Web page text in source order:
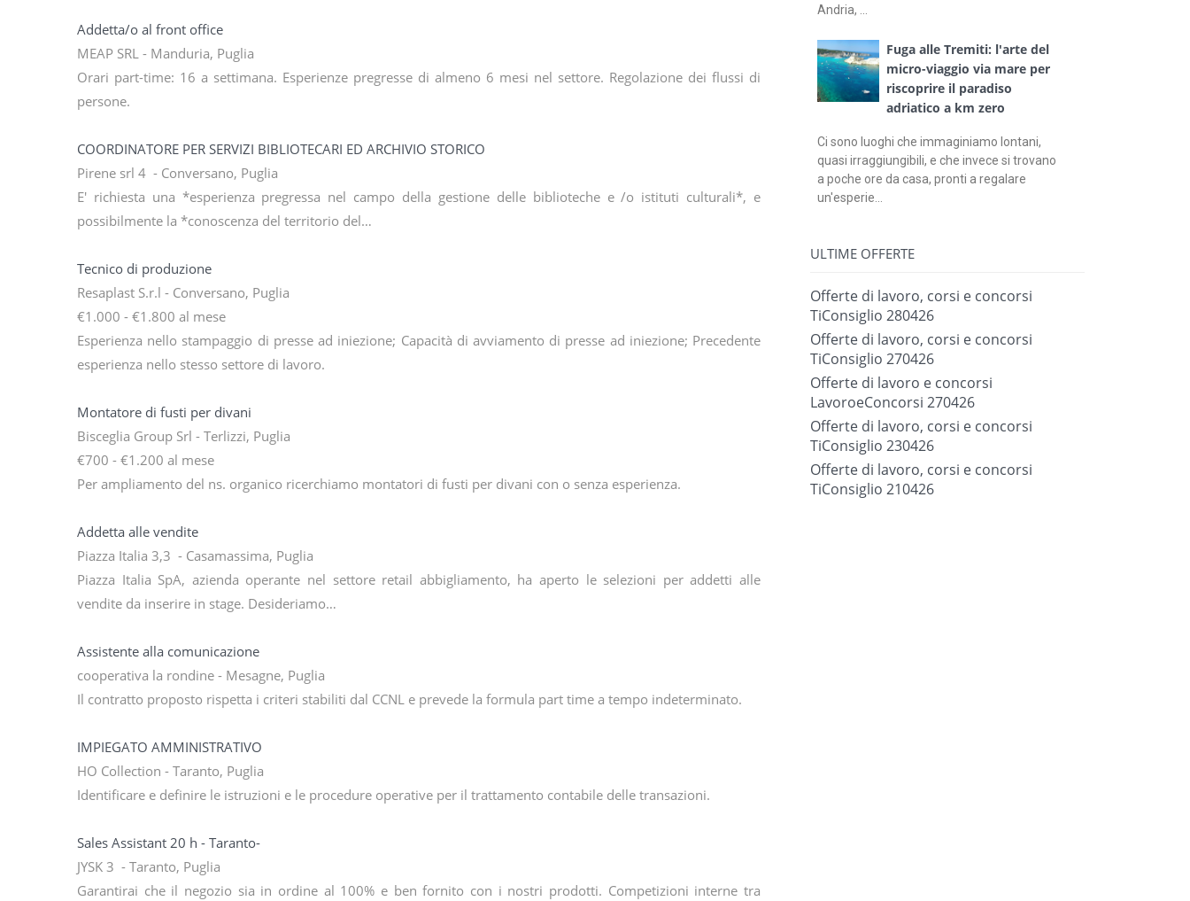
Addetta/o al front office
MEAP SRL - Manduria, Puglia
Orari part-time: 16 a settimana. Esperienze pregresse di almeno 6 mesi nel settore. Regolazione dei flussi di
persone.
COORDINATORE PER SERVIZI BIBLIOTECARI ED ARCHIVIO STORICO
Pirene srl 4 - Conversano, Puglia
E' richiesta una *esperienza pregressa nel campo della gestione delle biblioteche e /o istituti culturali*, e
possibilmente la *conoscenza del territorio del…
Tecnico di produzione
Resaplast S.r.l - Conversano, Puglia
€1.000 - €1.800 al mese
Esperienza nello stampaggio di presse ad iniezione; Capacità di avviamento di presse ad iniezione; Precedente
esperienza nello stesso settore di lavoro.
Montatore di fusti per divani
Bisceglia Group Srl - Terlizzi, Puglia
€700 - €1.200 al mese
Per ampliamento del ns. organico ricerchiamo montatori di fusti per divani con o senza esperienza.
Addetta alle vendite
Piazza Italia 3,3 - Casamassima, Puglia
Piazza Italia SpA, azienda operante nel settore retail abbigliamento, ha aperto le selezioni per addetti alle
vendite da inserire in stage. Desideriamo…
Assistente alla comunicazione
cooperativa la rondine - Mesagne, Puglia
Il contratto proposto rispetta i criteri stabiliti dal CCNL e prevede la formula part time a tempo indeterminato.
IMPIEGATO AMMINISTRATIVO
HO Collection - Taranto, Puglia
Identificare e definire le istruzioni e le procedure operative per il trattamento contabile delle transazioni.
Sales Assistant 20 h - Taranto-
JYSK 3 - Taranto, Puglia
Garantirai che il negozio sia in ordine al 100% e ben fornito con i nostri prodotti. Competizioni interne tra
Andria, ...
Fuga alle Tremiti: l'arte del
micro-viaggio via mare per
riscoprire il paradiso
adriatico a km zero
Ci sono luoghi che immaginiamo lontani,
quasi irraggiungibili, e che invece si trovano
a poche ore da casa, pronti a regalare
un'esperie...
ULTIME OFFERTE
Offerte di lavoro, corsi e concorsi
TiConsiglio 280426
Offerte di lavoro, corsi e concorsi
TiConsiglio 270426
Offerte di lavoro e concorsi
LavoroeConcorsi 270426
Offerte di lavoro, corsi e concorsi
TiConsiglio 230426
Offerte di lavoro, corsi e concorsi
TiConsiglio 210426